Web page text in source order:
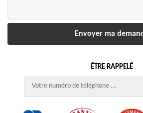
ÊTRE RAPPELÉ